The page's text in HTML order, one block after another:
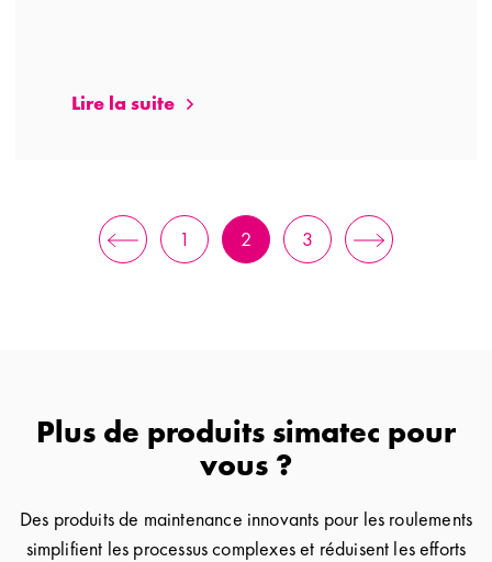
Lire la suite
1 2 3
Plus de produits simatec pour
vous ?
Des produits de maintenance innovants pour les roulements
simplifient les processus complexes et réduisent les efforts